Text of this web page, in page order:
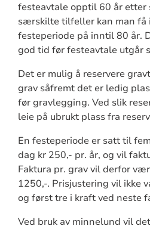
festeavtale opptil 60 år etter
særskilte tilfeller kan man
festeperiode på inntil 80 år.
god tid før festeavtale utgår
Det er mulig å reservere
grav såfremt det er ledig
før gravlegging. Ved slik
leie på ubrukt plass fra
En festeperiode er satt til
dag kr 250,- pr. år, og vil
Faktura pr. grav vil derfor
1250,-. Prisjustering vil ikke
og først tre i kraft ved neste
Ved bruk av minnelund vil